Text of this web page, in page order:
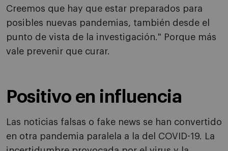
Creemos que hay que estar preparados para
posibles nuevas pandemias, también desde el
punto de vista de la investigación." Porque más
vale prevenir que curar.
Positivo en influencia
Las noticias falsas o fake news se han convertido
en otra pandemia paralela a la del COVID-19. La